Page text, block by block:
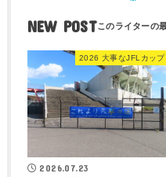
NEW POST
2026 大事なJFLカップ
2026.07.23